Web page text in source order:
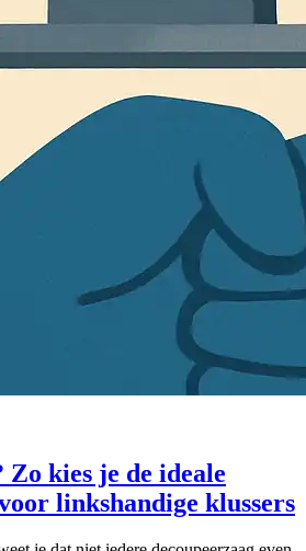
kies je de ideale
linkshandige klussers